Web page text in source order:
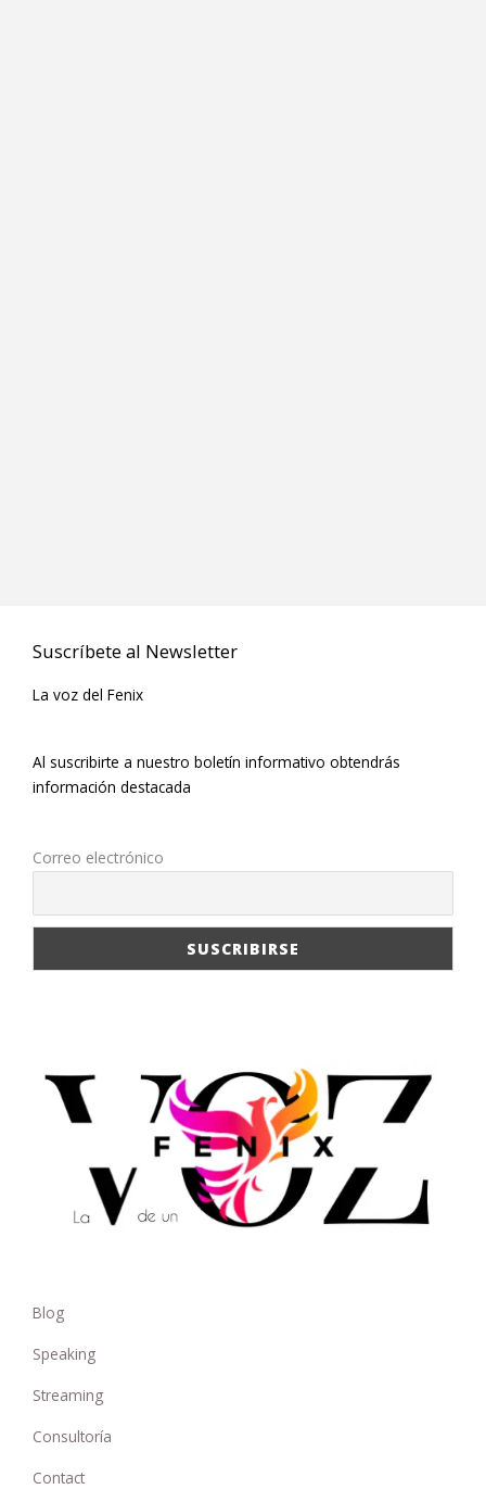
Suscríbete al Newsletter
La voz del Fenix
Al suscribirte a nuestro boletín informativo obtendrás
información destacada
Correo electrónico
Blog
Speaking
Streaming
Consultoría
Contact